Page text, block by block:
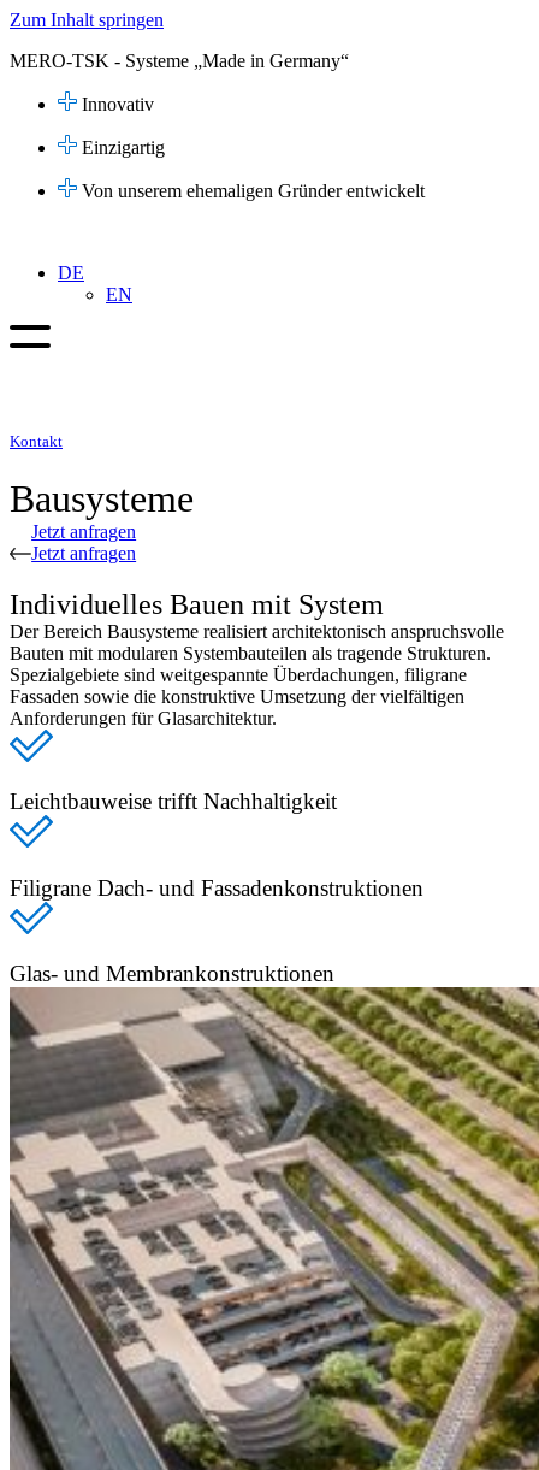
Zum Inhalt springen
MERO-TSK - Systeme „Made in Germany“
Innovativ
Einzigartig
Von unserem ehemaligen Gründer entwickelt
DE
EN
Kontakt
Bausysteme
Jetzt anfragen
Jetzt anfragen
Individuelles Bauen mit System
Der Bereich Bausysteme realisiert architektonisch anspruchsvolle
Bauten mit modularen Systembauteilen als tragende Strukturen.
Spezialgebiete sind weitgespannte Überdachungen, filigrane
Fassaden sowie die konstruktive Umsetzung der vielfältigen
Anforderungen für Glasarchitektur.
Leichtbauweise trifft Nachhaltigkeit
Filigrane Dach- und Fassadenkonstruktionen
Glas- und Membrankonstruktionen